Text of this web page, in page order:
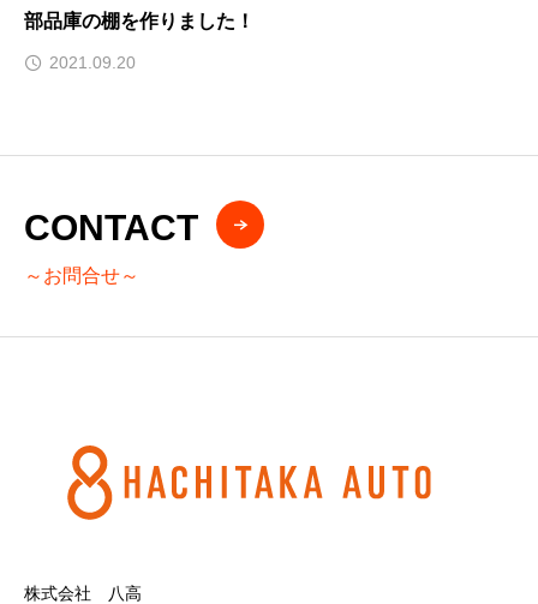
部品庫の棚を作りました！
2021.09.20
CONTACT
～お問合せ～
株式会社 八高